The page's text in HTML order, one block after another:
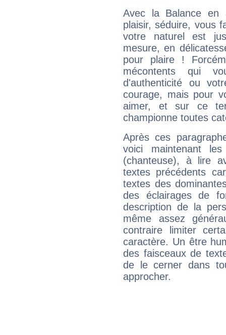
Avec la Balance en
plaisir, séduire, vous
votre naturel est
mesure, en
pour plaire !
mécontents qui
d'authenticité ou
courage, mais pour
aimer, et sur ce
championne toutes
Après ces
voici maintenant
(chanteuse), à lire
textes précédents
textes des
des éclairages de
description de la
même assez
contraire limiter
caractère. Un être
des faisceaux de
de le cerner dans
approcher.